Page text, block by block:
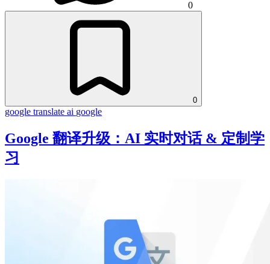
0
0
google translate ai google
Google 翻译升级：AI 实时对话 & 定制学
习